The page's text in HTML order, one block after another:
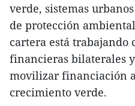
verde, sistemas
de protección
cartera está trabajando
financieras bilaterales
movilizar financiación
crecimiento verde.